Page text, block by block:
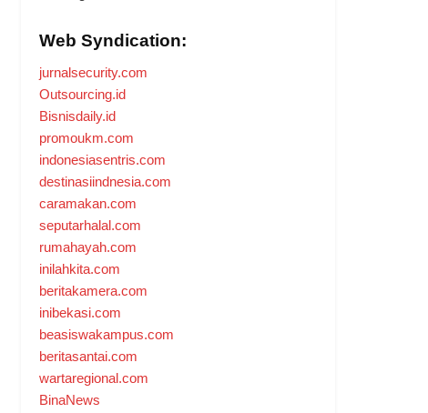
Web Syndication:
jurnalsecurity.com
Outsourcing.id
Bisnisdaily.id
promoukm.com
indonesiasentris.com
destinasiindnesia.com
caramakan.com
seputarhalal.com
rumahayah.com
inilahkita.com
beritakamera.com
inibekasi.com
beasiswakampus.com
beritasantai.com
wartaregional.com
BinaNews